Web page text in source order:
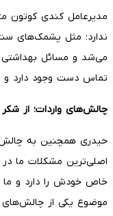
مدیرعامل کندی کوتون
ندارد؛ مثل پشمک‌های
می‌شد و مسائل بهداشتی
تماس دست وجود دارد و
چالش‌های واردات؛ از شکر
حیدری همچنین به
اصلی‌ترین مشکلات ما
خاص خودش را دارد و ما
موضوع یکی از